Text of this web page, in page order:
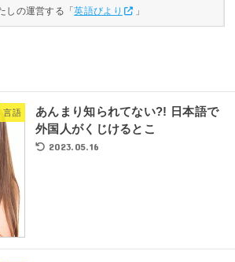
しの運営する「英語びより 」
言語
あんまり知られてない?! 日本語で
外国人がくじけるとこ
2023.05.16